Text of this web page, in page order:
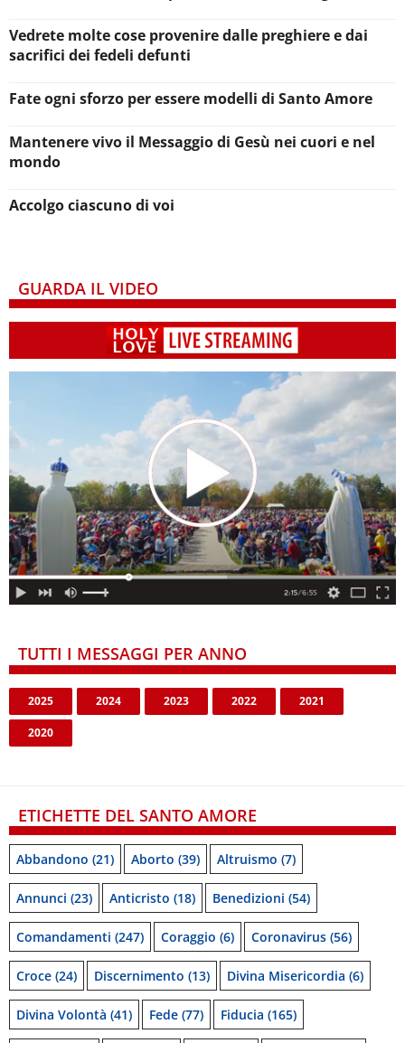
Vedrete molte cose provenire dalle preghiere e dai
sacrifici dei fedeli defunti
Fate ogni sforzo per essere modelli di Santo Amore
Mantenere vivo il Messaggio di Gesù nei cuori e nel
mondo
Accolgo ciascuno di voi
GUARDA IL VIDEO
TUTTI I MESSAGGI PER ANNO
2025 2024 2023 2022 2021
2020
ETICHETTE DEL SANTO AMORE
Abbandono (21) Aborto (39) Altruismo (7)
Annunci (23) Anticristo (18) Benedizioni (54)
Comandamenti (247) Coraggio (6) Coronavirus (56)
Croce (24) Discernimento (13) Divina Misericordia (6)
Divina Volontà (41) Fede (77) Fiducia (165)